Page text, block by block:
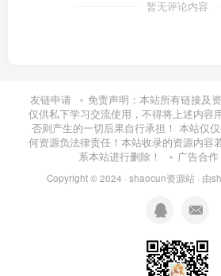
暂无评论内容
友链申请
免责声明：本站所有链接及
仅供私下学习交流使用，不得将上述内容
否则产生的一切后果自行承担！ 本站仅
何资源负法律责任！本站收录的资源内容
系本站进行删除！
广告合作
Copyright © 2024 · shaocun资源站 · 由